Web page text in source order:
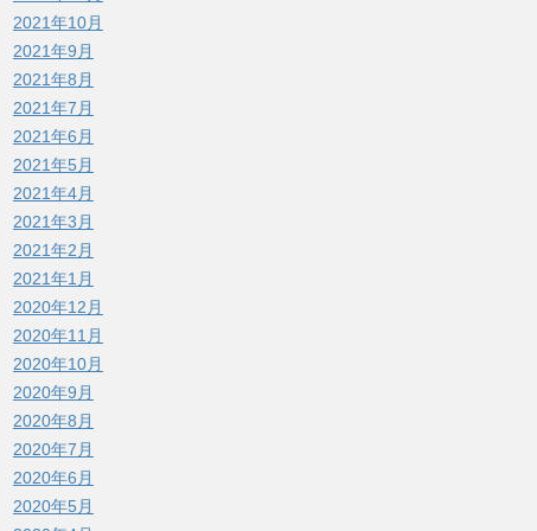
2021年10月
2021年9月
2021年8月
2021年7月
2021年6月
2021年5月
2021年4月
2021年3月
2021年2月
2021年1月
2020年12月
2020年11月
2020年10月
2020年9月
2020年8月
2020年7月
2020年6月
2020年5月